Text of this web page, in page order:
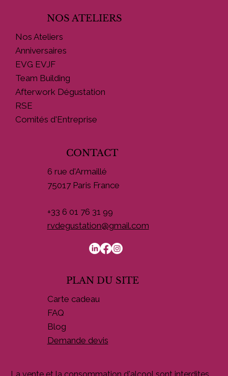
Petit Guide Dégustation : Comment
accorder Fromages et Bières
PLAN DU SITE
Carte cadeau
FAQ
Blog
Demande devis
NOS ATELIERS
Nos Ateliers
Anniversaires
EVG EVJF
Team Building
Afterwork Dégustation
RSE
Comités d'Entreprise
CONTACT
6 rue d'Armaillé
75017 Paris France
+33 6 01 76 31 99
rvdegustation@gmail.com